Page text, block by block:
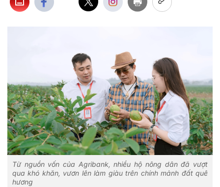
Từ nguồn vốn của Agribank, nhiều hộ nông dân đã vượt
qua khó khăn, vươn lên làm giàu trên chính mảnh đất quê
hương